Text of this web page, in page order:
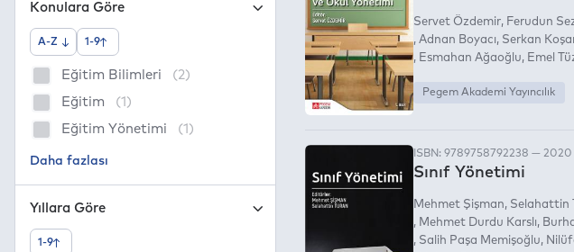
Servet Özdemir Ferudun
Adnan Boyacı
Serkan
Esmahan Ağaoğlu
Emel
Pegem Akademi Yayıncılık
ISBN: 9789758792238 — 2020
Sınıf Yönetimi
Mehmet Şişman Selahattin
Mehmet Durdu Karslı
Salih Paşa Memişoğlu
Konulara Göre
A-Z 1-9
Eğitim Bilimleri
(2)
Eğitim
(1)
Eğitim Yönetimi
(1)
Yıllara Göre
1-9